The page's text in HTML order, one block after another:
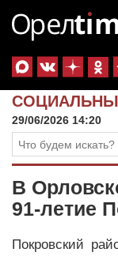
29/06/2026 14:20
В
91-летие
Покровский